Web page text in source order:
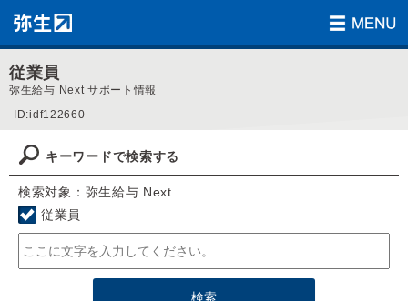
従業員
弥生給与 Next サポート情報
ID:idf122660
キーワードで検索する
検索対象：弥生給与 Next
従業員